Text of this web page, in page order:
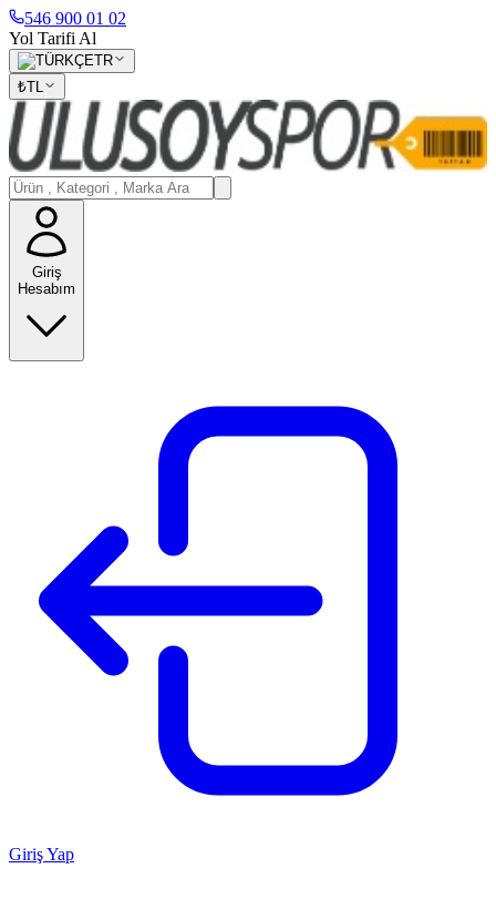
546 900 01 02
Yol Tarifi Al
TR
₺TL
Giriş
Hesabım
Giriş Yap